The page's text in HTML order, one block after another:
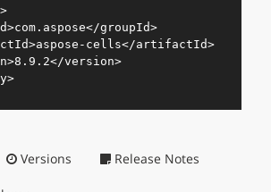
>
>com.aspose</groupId>
>aspose-cells</artifactId>
>8.9.2</version>
>
Versions Release Notes